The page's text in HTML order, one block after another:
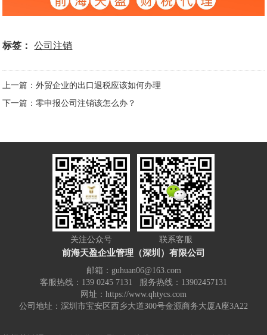
标签： 公司注销
上一篇：外贸企业的出口退税应该如何办理
下一篇：零申报公司注销该怎么办？
关注公众号 联系客服
前海天盈企业管理（深圳）有限公司
邮箱：guhuan06@163.com
客服热线：139 0245 7131 服务热线：13902457131
网址：https://www.qhtycs.com
公司地址：深圳市宝安区西乡大道300号金源商务大厦A座3A22